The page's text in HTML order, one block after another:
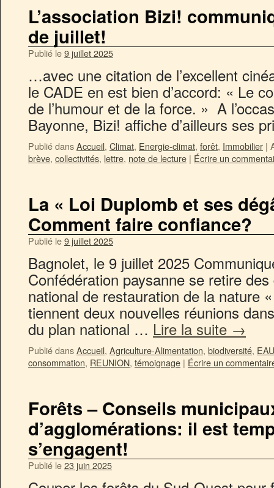
L’association Bizi!
de juillet!
Publié le9 juillet 2025
…avec une citation de l’excellent
le CADE en est bien d’accord: « Le
de l’humour et de la force. » A
Bayonne, Bizi! affiche d’ailleurs ses
Publié dansAccueil, Climat, Energie-climat, forêt, Immobilier |
brève, collectivités, lettre, note de lecture | Écrire un
La « Loi Duplomb et ses
Comment faire confiance?
Publié le9 juillet 2025
Bagnolet, le 9 juillet 2025
Confédération paysanne se retire
national de restauration de la nature
tiennent deux nouvelles réunions
du plan national … Lire la suite →
Publié dansAccueil, Agriculture-Alimentation, biodiversité, EAU
consommation, REUNION, témoignage | Écrire un
Forêts – Conseils
d’agglomérations: il est
s’engagent!
Publié le23 juin 2025